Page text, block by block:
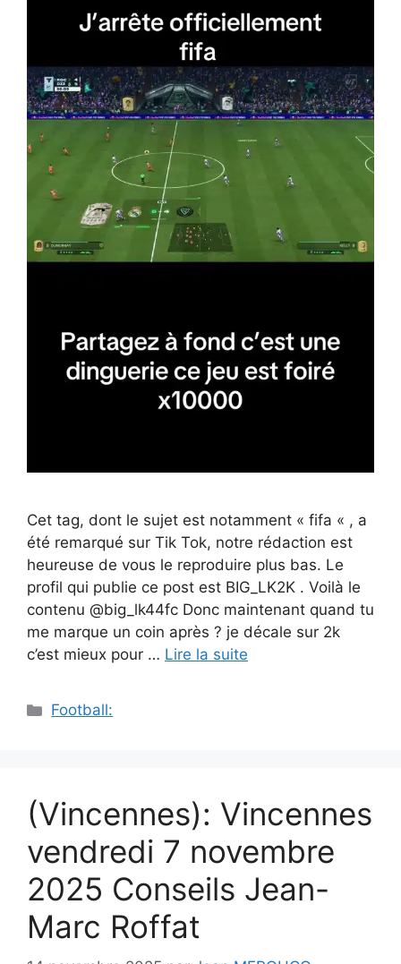
Cet tag, dont le sujet est notamment « fifa « , a
été remarqué sur Tik Tok, notre rédaction est
heureuse de vous le reproduire plus bas. Le
profil qui publie ce post est BIG_LK2K . Voilà le
contenu @big_lk44fc Donc maintenant quand tu
me marque un coin après ? je décale sur 2k
c’est mieux pour … Lire la suite
Catégories
Football:
(Vincennes): Vincennes
vendredi 7 novembre
2025 Conseils Jean-
Marc Roffat